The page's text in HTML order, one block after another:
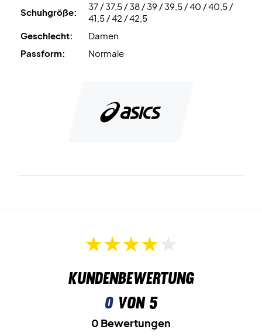
Bringen Sie Ihr Spiel auf ein neues Niveau – Kaufen Sie
diese Damen Badmintonschuhe noch heute!
Farbe: Weiß und Blau.
Schuhgröße:
37 / 37,5 / 38 / 39 / 39,5 / 40 / 40,5 /
41,5 / 42 / 42,5
Geschlecht:
Damen
Passform:
Normale
Kundenbewertung
0von 5
0 Bewertungen